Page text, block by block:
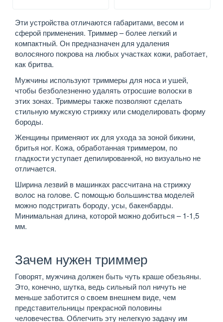
Эти устройства отличаются габаритами, весом и
сферой применения. Триммер – более легкий и
компактный. Он предназначен для удаления
волосяного покрова на любых участках кожи, работает,
как бритва.
Мужчины используют триммеры для носа и ушей,
чтобы безболезненно удалять отросшие волоски в
этих зонах. Триммеры также позволяют сделать
стильную мужскую стрижку или смоделировать форму
бороды.
Женщины применяют их для ухода за зоной бикини,
бритья ног. Кожа, обработанная триммером, по
гладкости уступает депилированной, но визуально не
отличается.
Ширина лезвий в машинках рассчитана на стрижку
волос на голове. С помощью большинства моделей
можно подстригать бороду, усы, бакенбарды.
Минимальная длина, которой можно добиться – 1-1,5
мм.
Зачем нужен триммер
Говорят, мужчина должен быть чуть краше обезьяны.
Это, конечно, шутка, ведь сильный пол ничуть не
меньше заботится о своем внешнем виде, чем
представительницы прекрасной половины
человечества. Облегчить эту нелегкую задачу им